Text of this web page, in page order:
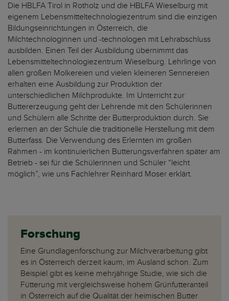
Die HBLFA Tirol in Rotholz und die HBLFA Wieselburg mit
eigenem Lebensmitteltechnologiezentrum sind die einzigen
Bildungseinrichtungen in Österreich, die
Milchtechnologinnen und -technologen mit Lehrabschluss
ausbilden. Einen Teil der Ausbildung übernimmt das
Lebensmitteltechnologiezentrum Wieselburg. Lehrlinge von
allen großen Molkereien und vielen kleineren Sennereien
erhalten eine Ausbildung zur Produktion der
unterschiedlichen Milchprodukte. Im Unterricht zur
Buttererzeugung geht der Lehrende mit den Schülerinnen
und Schülern alle Schritte der Butterproduktion durch. Sie
erlernen an der Schule die traditionelle Herstellung mit dem
Butterfass. Die Verwendung des Erlernten im großen
Rahmen - im kontinuierlichen Butterungsverfahren später am
Betrieb - sei für die Schülerinnen und Schüler “leicht
möglich”, wie uns Fachlehrer Reinhard Moser erklärt.
Forschung
Eine Grundlagenforschung zur Milchverarbeitung gibt
es in Österreich derzeit kaum, im Ausland schon. Zum
Beispiel gibt es keine mehrjährige Studie, wie sich die
Fütterung mit vergleichsweise hohem Grünfutteranteil
in Österreich auf die Qualität der heimischen Butter